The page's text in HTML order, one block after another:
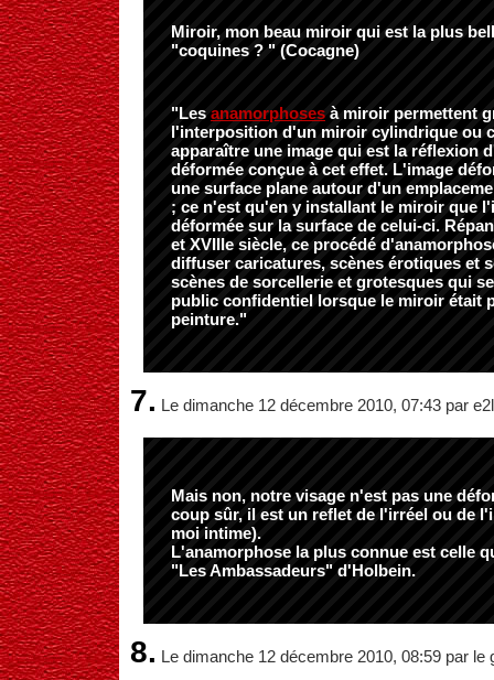
Miroir, mon beau miroir qui est la plus
"coquines ? " (Cocagne)
"Les anamorphoses à miroir permettent
l'interposition d'un miroir cylindrique ou
apparaître une image qui est la réflexion
déformée conçue à cet effet. L'image
une surface plane autour d'un
; ce n'est qu'en y installant le miroir que
déformée sur la surface de celui-ci.
et XVIIIe siècle, ce procédé
diffuser caricatures, scènes érotiques et
scènes de sorcellerie et grotesques qui
public confidentiel lorsque le miroir était
peinture."
7. Le dimanche 12 décembre 2010, 07:43 par e2l
Mais non, notre visage n'est pas une
coup sûr, il est un reflet de l'irréel ou de
moi intime).
L'anamorphose la plus connue est celle
"Les Ambassadeurs" d'Holbein.
8. Le dimanche 12 décembre 2010, 08:59 par le